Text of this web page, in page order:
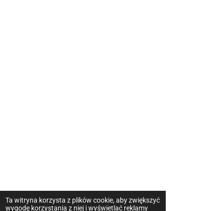
Ta witryna korzysta z plików cookie, aby zwiększyć
wygodę korzystania z niej i wyświetlać reklamy